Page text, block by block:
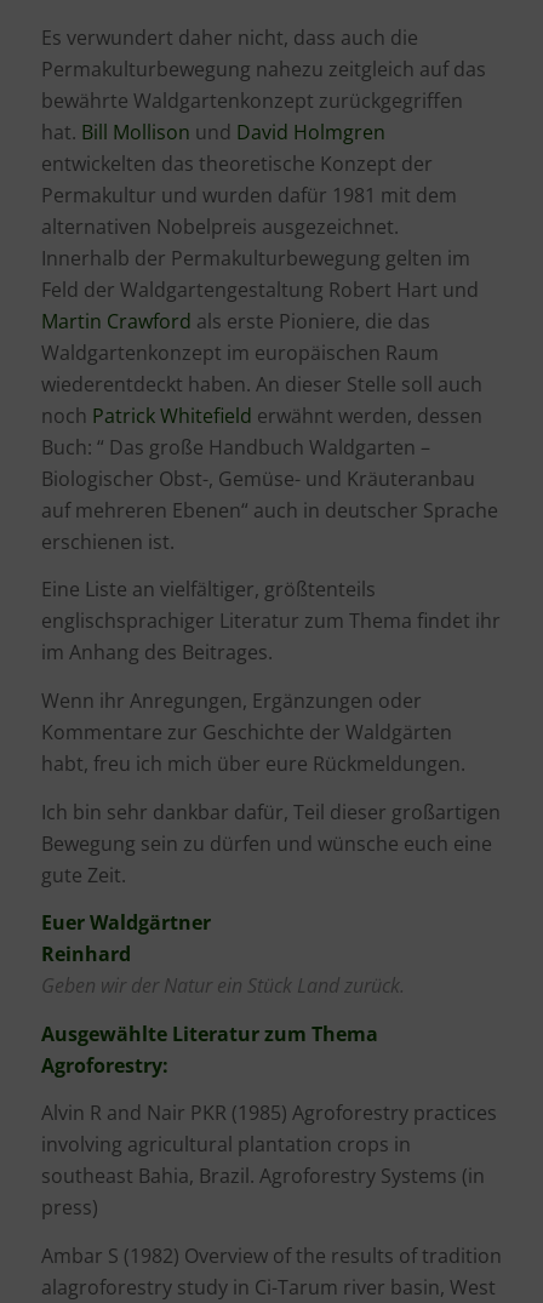
Es verwundert daher nicht, dass auch die
Permakulturbewegung nahezu zeitgleich auf das
bewährte Waldgartenkonzept zurückgegriffen
hat. Bill Mollison und David Holmgren
entwickelten das theoretische Konzept der
Permakultur und wurden dafür 1981 mit dem
alternativen Nobelpreis ausgezeichnet.
Innerhalb der Permakulturbewegung gelten im
Feld der Waldgartengestaltung Robert Hart und
Martin Crawford als erste Pioniere, die das
Waldgartenkonzept im europäischen Raum
wiederentdeckt haben. An dieser Stelle soll auch
noch Patrick Whitefield erwähnt werden, dessen
Buch: “ Das große Handbuch Waldgarten –
Biologischer Obst-, Gemüse- und Kräuteranbau
auf mehreren Ebenen“ auch in deutscher Sprache
erschienen ist.
Eine Liste an vielfältiger, größtenteils
englischsprachiger Literatur zum Thema findet ihr
im Anhang des Beitrages.
Wenn ihr Anregungen, Ergänzungen oder
Kommentare zur Geschichte der Waldgärten
habt, freu ich mich über eure Rückmeldungen.
Ich bin sehr dankbar dafür, Teil dieser großartigen
Bewegung sein zu dürfen und wünsche euch eine
gute Zeit.
Euer Waldgärtner
Reinhard
Geben wir der Natur ein Stück Land zurück.
Ausgewählte Literatur zum Thema
Agroforestry:
Alvin R and Nair PKR (1985) Agroforestry practices
involving agricultural plantation crops in
southeast Bahia, Brazil. Agroforestry Systems (in
press)
Ambar S (1982) Overview of the results of tradition
alagroforestry study in Ci-Tarum river basin, West